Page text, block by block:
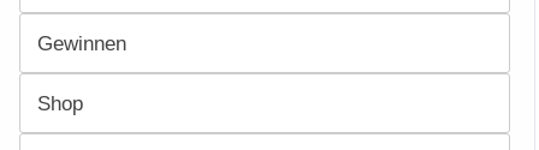
Gewinnen
Shop